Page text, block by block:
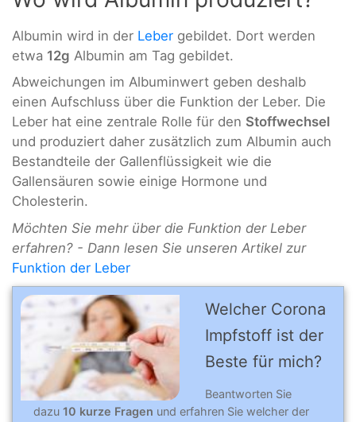
Albumin wird in der Leber gebildet. Dort werden
etwa 12g Albumin am Tag gebildet.
Abweichungen im Albuminwert geben deshalb
einen Aufschluss über die Funktion der Leber. Die
Leber hat eine zentrale Rolle für den Stoffwechsel
und produziert daher zusätzlich zum Albumin auch
Bestandteile der Gallenflüssigkeit wie die
Gallensäuren sowie einige Hormone und
Cholesterin.
Möchten Sie mehr über die Funktion der Leber
erfahren? - Dann lesen Sie unseren Artikel zur
Funktion der Leber
Welcher Corona
Impfstoff ist der
Beste für mich?
Beantworten Sie
dazu 10 kurze Fragen und erfahren Sie welcher der